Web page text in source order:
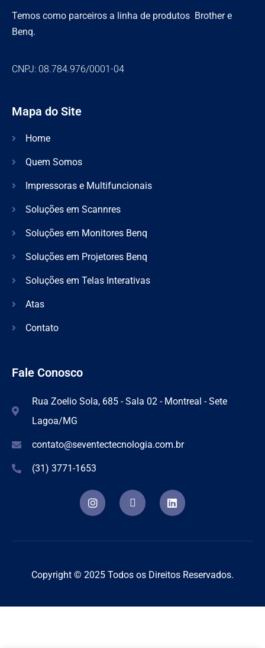
Temos como parceiros a linha de produtos Brother e
Benq.
CNPJ: 08.784.976/0001-04
Mapa do Site
Home
Quem Somos
Impressoras e Multifuncionais
Soluções em Scannres
Soluções em Monitores Benq
Soluções em Projetores Benq
Soluções em Telas Interativas
Atas
Contato
Fale Conosco
Rua Zoelio Sola, 685 - Sala 02 - Montreal - Sete
Lagoa/MG
contato@seventectecnologia.com.br
(31) 3771-1653
Copyright © 2025 Todos os Direitos Reservados.